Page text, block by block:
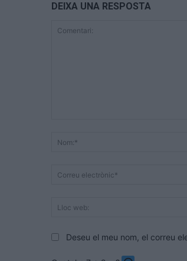
DEIXA UNA RESPOSTA
Deseu el meu nom, el correu